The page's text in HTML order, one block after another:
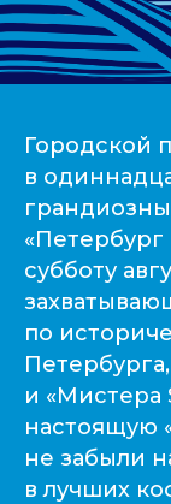
Городской
в
субботу
по
и «Мистера
настоящую
не забыли
в лучших